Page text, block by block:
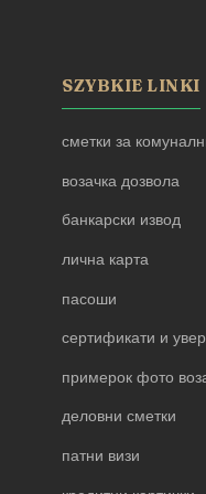
SZYBKIE LINKI
сметки за
возачка дозвола
банкарски извод
лична карта
пасоши
сертификати и
примерок фото
деловни сметки
патни визи